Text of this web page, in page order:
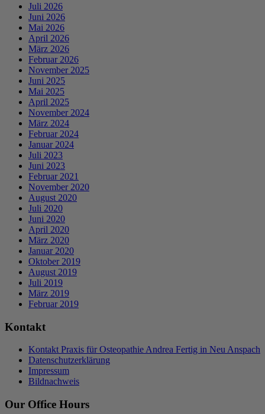
Juli 2026
Juni 2026
Mai 2026
April 2026
März 2026
Februar 2026
November 2025
Juni 2025
Mai 2025
April 2025
November 2024
März 2024
Februar 2024
Januar 2024
Juli 2023
Juni 2023
Februar 2021
November 2020
August 2020
Juli 2020
Juni 2020
April 2020
März 2020
Januar 2020
Oktober 2019
August 2019
Juli 2019
März 2019
Februar 2019
Kontakt
Kontakt Praxis für Osteopathie Andrea Fertig in Neu Anspach
Datenschutzerklärung
Impressum
Bildnachweis
Our Office Hours